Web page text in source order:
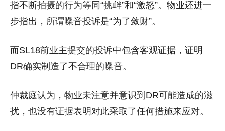
指不断拍摄的行为等同“挑衅”和“激怒”。物业还进一
步指出，所谓噪音投诉是“为了敛财”。
而SL18前业主提交的投诉中包含客观证据，证明
DR确实制造了不合理的噪音。
仲裁庭认为，物业未注意并意识到DR可能造成的滋
扰，也没有证据表明对此采取了任何措施来应对。